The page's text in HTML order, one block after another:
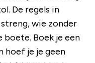
De regels in
wie zonder
Boek je een
hoef je je geen